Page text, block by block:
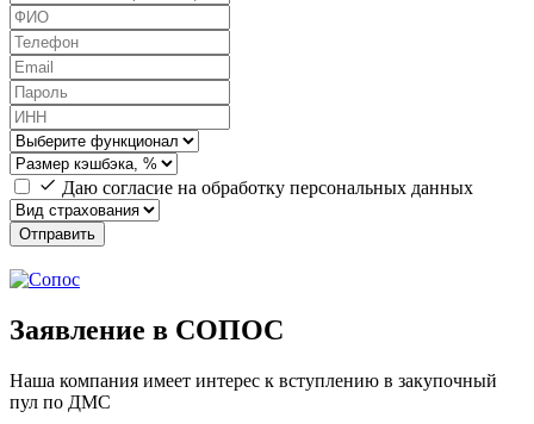
Даю согласие на обработку персональных данных
Отправить
Заявление в СОПОС
Наша компания имеет интерес к вступлению в закупочный
пул по ДМС